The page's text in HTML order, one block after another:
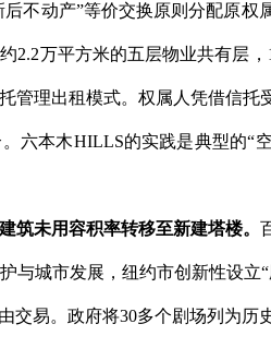
不动产”等价交换原则分配原权
2.2万平方米的五层物业共有层
管理出租模式。权属人凭借信
六本木HILLS的实践是典型的“
筑未用容积率转移至新建塔楼。
与城市发展，纽约市创新性设立
交易。政府将30多个剧场列为